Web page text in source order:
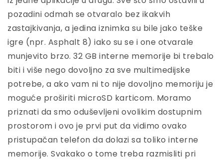
pozadini odmah se otvaralo bez ikakvih
zastajkivanja, a jedina iznimka su bile jako teške
igre (npr. Asphalt 8) iako su se i one otvarale
munjevito brzo. 32 GB interne memorije bi trebalo
biti i više nego dovoljno za sve multimedijske
potrebe, a ako vam ni to nije dovoljno memoriju je
moguće proširiti microSD karticom. Moramo
priznati da smo oduševljeni ovolikim dostupnim
prostorom i ovo je prvi put da vidimo ovako
pristupačan telefon da dolazi sa toliko interne
memorije. Svakako o tome treba razmisliti pri